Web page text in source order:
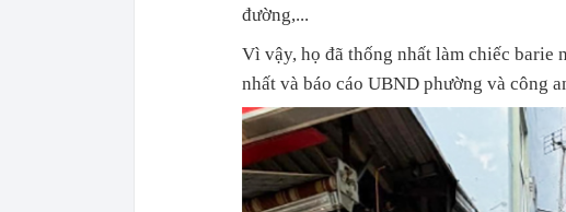
đường,...
Vì vậy, họ đã thống nhất làm chiếc barie
nhất và báo cáo UBND phường và công